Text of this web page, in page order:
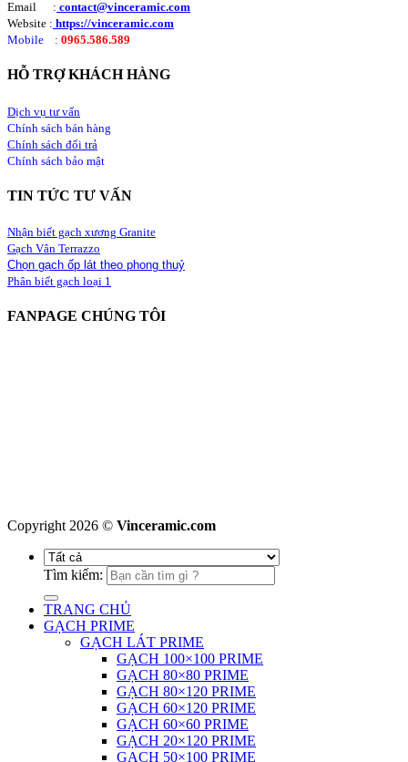
Email : contact@vinceramic.com
Website : https://vinceramic.com
Mobile : 0965.586.589
HỖ TRỢ KHÁCH HÀNG
Dịch vụ tư vấn
Chính sách bán hàng
Chính sách đổi trả
Chính sách bảo mật
TIN TỨC TƯ VẤN
Nhận biết gạch xương Granite
Gạch Vân Terrazzo
Chọn gạch ốp lát theo phong thuỷ
Phân biết gạch loại 1
FANPAGE CHÚNG TÔI
Copyright 2026 © Vinceramic.com
Tìm kiếm:
TRANG CHỦ
GẠCH PRIME
GẠCH LÁT PRIME
GẠCH 100×100 PRIME
GẠCH 80×80 PRIME
GẠCH 80×120 PRIME
GẠCH 60×120 PRIME
GẠCH 60×60 PRIME
GẠCH 20×120 PRIME
GẠCH 50×100 PRIME